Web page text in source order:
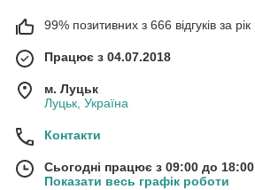
99% позитивних з 666 відгуків за рік
Працює з 04.07.2018
м. Луцьк
Луцьк, Україна
Контакти
Сьогодні працює з 09:00 до 18:00
Показати весь графік роботи